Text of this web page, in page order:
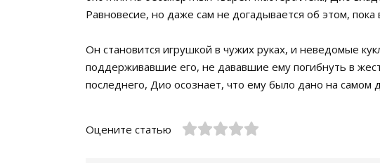
Равновесие, но даже сам не догадывается об этом, пока
Он становится игрушкой в чужих руках, и неведомые
поддерживавшие его, не дававшие ему погибнуть в
последнего, Дио осознает, что ему было дано на самом
Оцените статью